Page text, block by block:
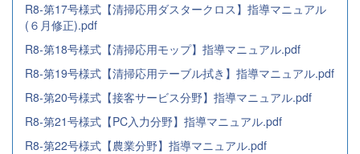
R8-第17号様式【清掃応用ダスタークロス】指導マニュアル
(６月修正).pdf
R8-第18号様式【清掃応用モップ】指導マニュアル.pdf
R8-第19号様式【清掃応用テーブル拭き】指導マニュアル.pdf
R8-第20号様式【接客サービス分野】指導マニュアル.pdf
R8-第21号様式【PC入力分野】指導マニュアル.pdf
R8-第22号様式【農業分野】指導マニュアル.pdf